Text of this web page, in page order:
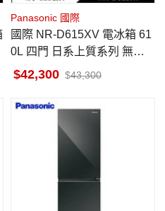
Panasonic 國際
國際 NR-D615XV 電冰箱 61
0L 四門 日系上質系列 無邊
框絲絨鋼板 夜幕黑
42,300 43,300